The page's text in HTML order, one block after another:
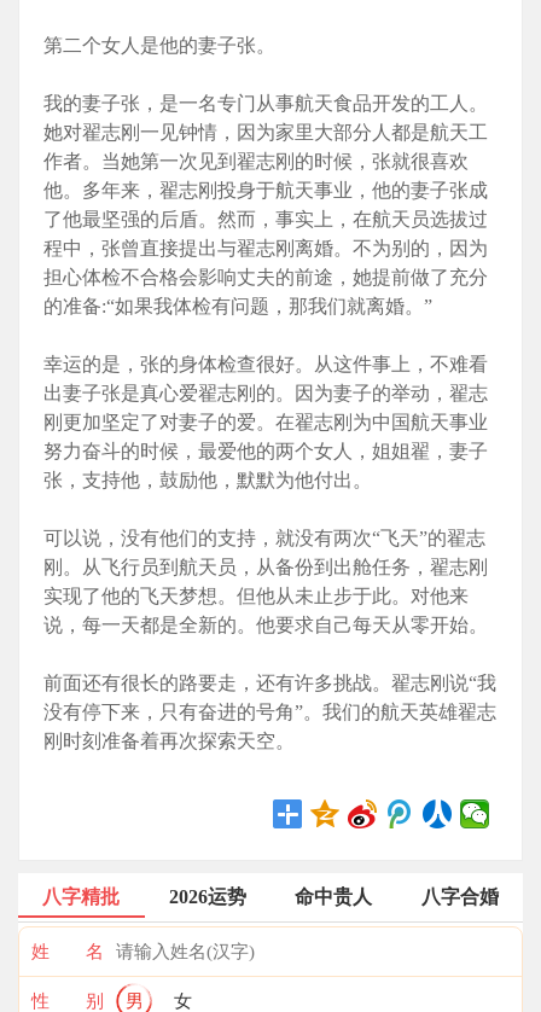
第二个女人是他的妻子张。
我的妻子张，是一名专门从事航天食品开发的工人。
她对翟志刚一见钟情，因为家里大部分人都是航天工
作者。当她第一次见到翟志刚的时候，张就很喜欢
他。多年来，翟志刚投身于航天事业，他的妻子张成
了他最坚强的后盾。然而，事实上，在航天员选拔过
程中，张曾直接提出与翟志刚离婚。不为别的，因为
担心体检不合格会影响丈夫的前途，她提前做了充分
的准备:“如果我体检有问题，那我们就离婚。”
幸运的是，张的身体检查很好。从这件事上，不难看
出妻子张是真心爱翟志刚的。因为妻子的举动，翟志
刚更加坚定了对妻子的爱。在翟志刚为中国航天事业
努力奋斗的时候，最爱他的两个女人，姐姐翟，妻子
张，支持他，鼓励他，默默为他付出。
可以说，没有他们的支持，就没有两次“飞天”的翟志
刚。从飞行员到航天员，从备份到出舱任务，翟志刚
实现了他的飞天梦想。但他从未止步于此。对他来
说，每一天都是全新的。他要求自己每天从零开始。
前面还有很长的路要走，还有许多挑战。翟志刚说“我
没有停下来，只有奋进的号角”。我们的航天英雄翟志
刚时刻准备着再次探索天空。
八字精批 2026运势 命中贵人 八字合婚
姓 名
性 别 男 女